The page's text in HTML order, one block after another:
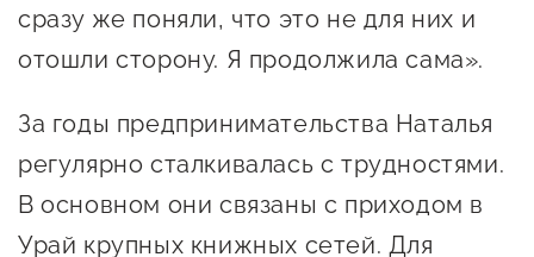
предпринимателей
Проекты
Истории успеха
О центре
Поддержка центра
мероприятий для
предпринимателей
Истории успеха
Центр финансовой
поддержки
О центре
Проекты
Центр инновационно-
технологического и
креативного
сразу же поняли, что это не для них и
отошли сторону. Я продолжила сама».
За годы предпринимательства Наталья
регулярно сталкивалась с трудностями.
В основном они связаны с приходом в
Урай крупных книжных сетей. Для